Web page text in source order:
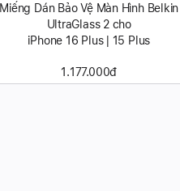
Miếng Dán Bảo Vệ Màn Hình Belkin
UltraGlass 2 cho
iPhone 16 Plus | 15 Plus
1.177.000đ